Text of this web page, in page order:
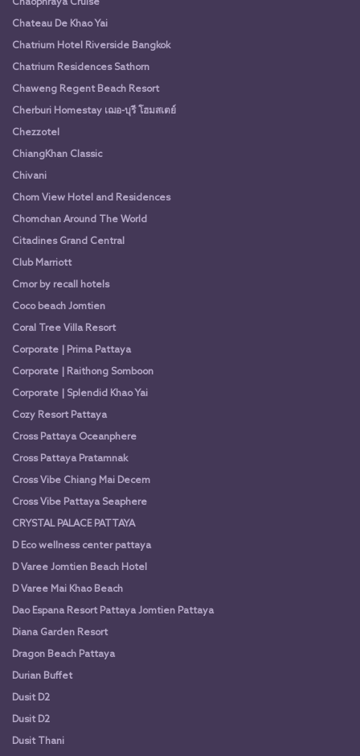
Chateau De Khao Yai
Chatrium Hotel Riverside Bangkok
Chatrium Residences Sathorn
Chaweng Regent Beach Resort
Cherburi Homestay เฌอ-บุรี โฮมสเตย์
Chezzotel
ChiangKhan Classic
Chivani
Chom View Hotel and Residences
Chomchan Around The World
Citadines Grand Central
Club Marriott
Cmor by recall hotels
Coco beach Jomtien
Coral Tree Villa Resort
Corporate | Prima Pattaya
Corporate | Raithong Somboon
Corporate | Splendid Khao Yai
Cozy Resort Pattaya
Cross Pattaya Oceanphere
Cross Pattaya Pratamnak
Cross Vibe Chiang Mai Decem
Cross Vibe Pattaya Seaphere
CRYSTAL PALACE PATTAYA
D Eco wellness center pattaya
D Varee Jomtien Beach Hotel
D Varee Mai Khao Beach
Dao Espana Resort Pattaya Jomtien Pattaya
Diana Garden Resort
Dragon Beach Pattaya
Durian Buffet
Dusit D2
Dusit D2
Dusit Thani